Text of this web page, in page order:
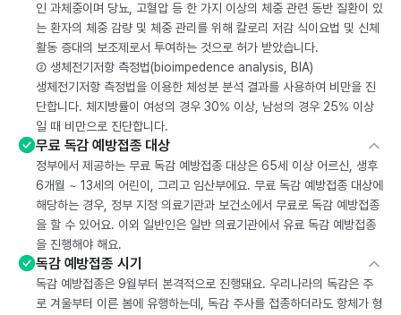
인 과체중이며 당뇨, 고혈압 등 한 가지 이상의 체중 관련 동반 질환이 있
는 환자의 체중 감량 및 체중 관리를 위해 칼로리 저감 식이요법 및 신체
활동 증대의 보조제로서 투여하는 것으로 허가 받았습니다.
② 생체전기저항 측정법(bioimpedence analysis, BIA)
생체전기저항 측정법을 이용한 체성분 분석 결과를 사용하여 비만을 진
단합니다. 체지방률이 여성의 경우 30% 이상, 남성의 경우 25% 이상
일 때 비만으로 진단합니다.
무료 독감 예방접종 대상
정부에서 제공하는 무료 독감 예방접종 대상은 65세 이상 어르신, 생후
6개월 ~ 13세의 어린이, 그리고 임산부에요. 무료 독감 예방접종 대상에
해당하는 경우, 정부 지정 의료기관과 보건소에서 무료로 독감 예방접종
을 할 수 있어요. 이외 일반인은 일반 의료기관에서 유료 독감 예방접종
을 진행해야 해요.
독감 예방접종 시기
독감 예방접종은 9월부터 본격적으로 진행돼요. 우리나라의 독감은 주
로 겨울부터 이른 봄에 유행하는데, 독감 주사를 접종하더라도 항체가 형